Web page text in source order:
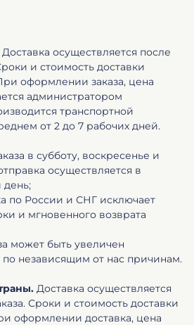
Доставка осуществляется после
и стоимость доставки
оформлении заказа, цена
администратором
транспортной
от 2 до 7 рабочих дней.
в субботу, воскресенье и
осуществляется в
по России и СНГ исключает
и мгновенного возврата
может быть увеличен
независящим от нас причинам.
Доставка осуществляется
Сроки и стоимость доставки
оформлении доставка, цена